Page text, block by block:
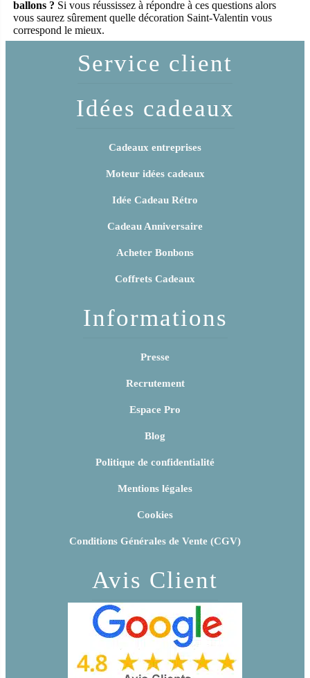
ballons ? Si vous réussissez à répondre à ces questions alors
vous saurez sûrement quelle décoration Saint-Valentin vous
correspond le mieux.
Service client
Idées cadeaux
Cadeaux entreprises
Moteur idées cadeaux
Idée Cadeau Rétro
Cadeau Anniversaire
Acheter Bonbons
Coffrets Cadeaux
Informations
Presse
Recrutement
Espace Pro
Blog
Politique de confidentialité
Mentions légales
Cookies
Conditions Générales de Vente (CGV)
Avis Client